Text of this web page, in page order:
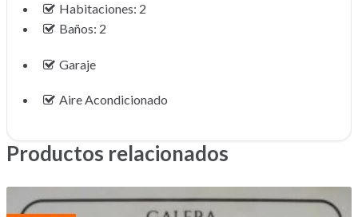
Habitaciones: 2
Baños: 2
Garaje
Aire Acondicionado
Productos relacionados